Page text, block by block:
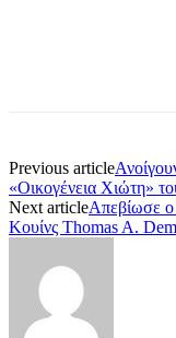
Previous article
«Οικογένεια Χιώτη»
Next articleΑπεβίωσε ο
Κουίνς Thomas A.